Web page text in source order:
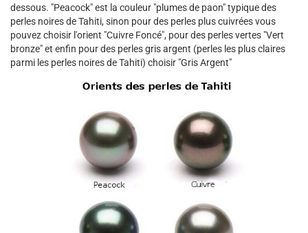
dessous. "Peacock" est la couleur "plumes de paon" typique des
perles noires de Tahiti, sinon pour des perles plus cuivrées vous
pouvez choisir l'orient "Cuivre Foncé", pour des perles vertes "Vert
bronze" et enfin pour des perles gris argent (perles les plus claires
parmi les perles noires de Tahiti) choisir "Gris Argent"